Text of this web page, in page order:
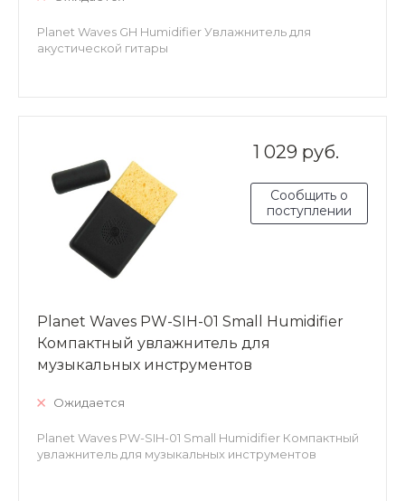
Planet Waves GH Humidifier Увлажнитель для
акустической гитары
1 029 руб.
Сообщить о
поступлении
Planet Waves PW-SIH-01 Small Humidifier
Компактный увлажнитель для
музыкальных инструментов
Ожидается
Planet Waves PW-SIH-01 Small Humidifier Компактный
увлажнитель для музыкальных инструментов